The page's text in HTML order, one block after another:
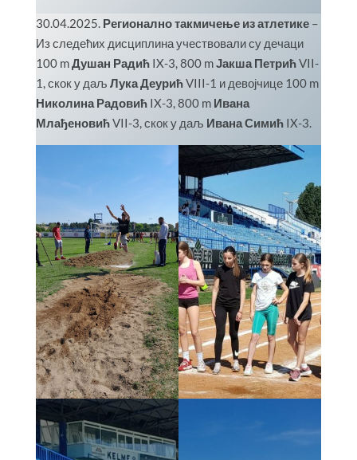
30.04.2025. Регионално такмичење из атлетике –
Из следећих дисциплина учествовали су дечаци
100 mДушан РадићIX-3, 800 mЈакша ПетрићVII-
1, скок у даљ Лука ДеурићVIII-1 и девојчице 100 m
Николина РадовићIX-3, 800 m Ивана
МлађеновићVII-3, скок у даљ Ивана СимићIX-3.